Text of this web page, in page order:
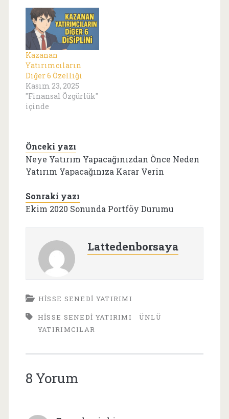
Kazanan
Yatırımcıların
Diğer 6 Özelliği
Kasım 23, 2025
"Finansal Özgürlük"
içinde
Önceki yazı
Neye Yatırım Yapacağınızdan Önce Neden
Yatırım Yapacağınıza Karar Verin
Sonraki yazı
Ekim 2020 Sonunda Portföy Durumu
Lattedenborsaya
HISSE SENEDI YATIRIMI
HISSE SENEDI YATIRIMI
ÜNLÜ
YATIRIMCILAR
8 Yorum